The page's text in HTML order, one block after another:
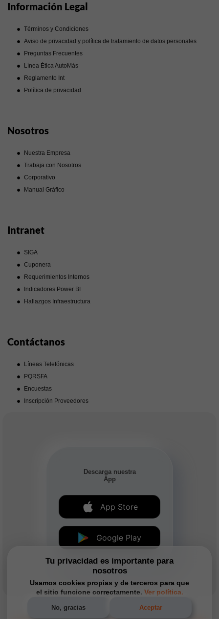
Tu privacidad es importante para
nosotros
Usamos cookies propias y de terceros para que
el sitio funcione correctamente. Ver política.
No, gracias Aceptar
Información Legal
Términos y Condiciones
Aviso de privacidad y política de tratamiento de datos personales
Preguntas Frecuentes
Línea Ética AutoMás
Reglamento Int
Política de privacidad
Nosotros
Nuestra Empresa
Trabaja con Nosotros
Corporativo
Manual Gráfico
Intranet
SIGA
Cuponera
Requerimientos Internos
Indicadores Power BI
Hallazgos Infraestructura
Contáctanos
Líneas Telefónicas
PQRSFA
Encuestas
Inscripción Proveedores
Descarga nuestra
App
App Store
Google Play